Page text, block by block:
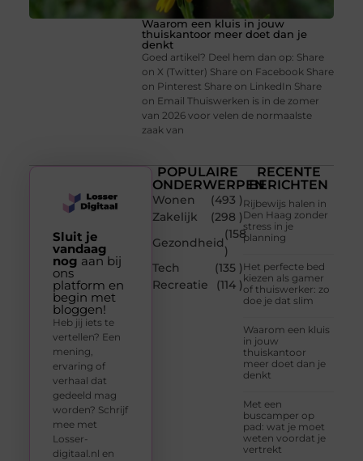
Waarom een kluis in jouw
thuiskantoor meer doet dan je
denkt
Goed artikel? Deel hem dan op: Share
on X (Twitter) Share on Facebook Share
on Pinterest Share on LinkedIn Share
on Email Thuiswerken is in de zomer
van 2026 voor velen de normaalste
zaak van
POPULAIRE
ONDERWERPEN
Wonen
(493 )
Zakelijk
(298 )
Gezondheid
(158
)
Tech
(135 )
Recreatie
(114 )
RECENTE
BERICHTEN
Rijbewijs halen in
Den Haag zonder
stress in je
planning
Het perfecte bed
kiezen als gamer
of thuiswerker: zo
doe je dat slim
Waarom een kluis
in jouw
thuiskantoor
meer doet dan je
denkt
Met een
buscamper op
pad: wat je moet
weten voordat je
vertrekt
Sluit je
vandaag
nog aan bij
ons
platform en
begin met
bloggen!
Heb jij iets te
vertellen? Een
mening,
ervaring of
verhaal dat
gedeeld mag
worden? Schrijf
mee met
Losser-
digitaal.nl en